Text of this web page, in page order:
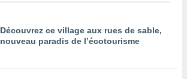
Découvrez ce village aux rues de sable,
nouveau paradis de l’écotourisme